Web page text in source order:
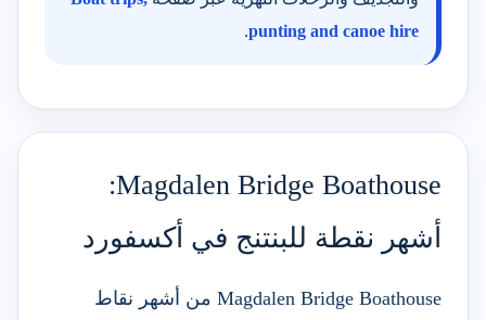
punting and canoe hire
.
Magdalen Bridge Boathouse:
أشهر نقطة للبنتنج في أكسفورد
Magdalen Bridge Boathouse من أشهر نقاط